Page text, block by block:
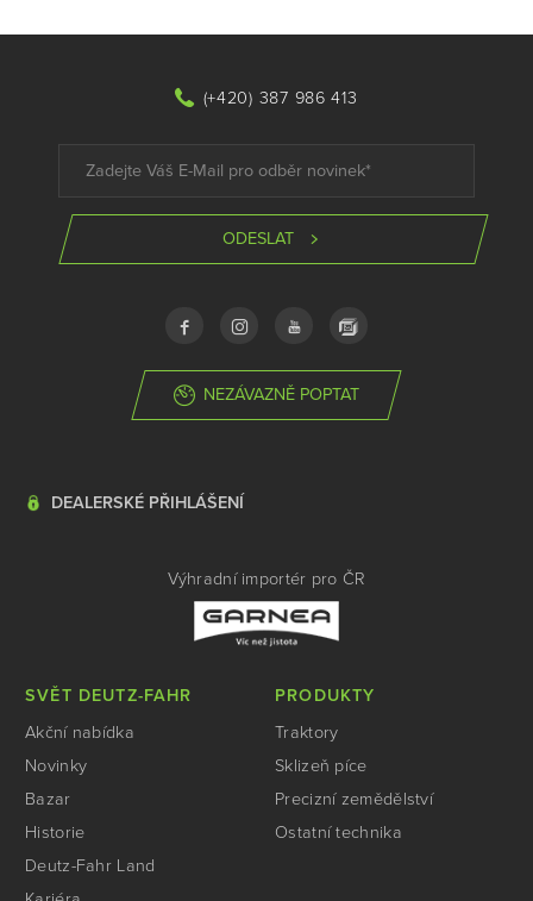
(+420) 387 986 413
ODESLAT
NEZÁVAZNĚ POPTAT
DEALERSKÉ PŘIHLÁŠENÍ
Výhradní importér pro ČR
SVĚT DEUTZ-FAHR
Akční nabídka
Novinky
Bazar
Historie
Deutz-Fahr Land
PRODUKTY
Traktory
Sklizeň píce
Precizní zemědělství
Ostatní technika